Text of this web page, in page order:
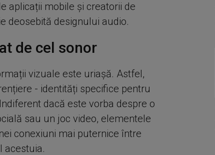
aplicații mobile și creatorii de
deosebită designului audio.
de cel sonor
vizuale este uriașă. Astfel,
- identități specifice pentru
dacă este vorba despre o
sau un joc video, elementele
conexiuni mai puternice între
acestuia.